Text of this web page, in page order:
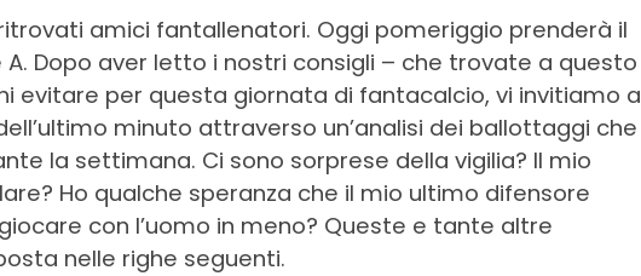
amici fantallenatori. Oggi pomeriggio prenderà il
Dopo aver letto i nostri consigli – che trovate a questo
evitare per questa giornata di fantacalcio, vi invitiamo a
minuto attraverso un’analisi dei ballottaggi che
la settimana. Ci sono sorprese della vigilia? Il mio
Ho qualche speranza che il mio ultimo difensore
con l’uomo in meno? Queste e tante altre
nelle righe seguenti.